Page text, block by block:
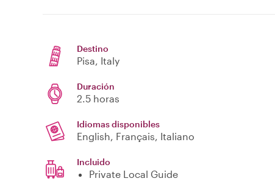
Destino
Pisa, Italy
Duración
2.5 horas
Idiomas disponibles
English, Français, Italiano
Incluido
Private Local Guide